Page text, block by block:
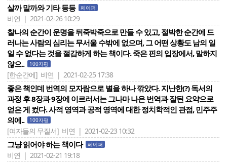
살까 말까와 기타 등등 페이퍼
비연 | 2021-02-26 10:29
찰나의 순간이 운명을 뒤죽박죽으로 만들 수 있고, 절박한 순간에 드
러나는 사람의 심리는 무서울 수밖에 없으며, 그 어떤 상황도 남의 일
일 수 없다는 것을 절감하게 하는 책이다. 죽은 핀의 입장에서, 말하지
않으..
100자평
[한순간에] 비연 | 2021-02-25 17:38
좋은 책인데 번역의 모자람으로 별을 하나 깎았다. 지난한(?) 독서의
과정 후 8장과 9장에 이르러서는 그나마 나은 번역과 잘된 요약으로
얻은 게 컸다. 사적 영역과 공적 영역에 대한 정치학적인 관점, 민주주
의에..
100자평
[여자들의 무질서] 비연 | 2021-02-23 10:32
그냥 읽어야 하는 책이다 페이퍼
비연 | 2021-02-21 19:18